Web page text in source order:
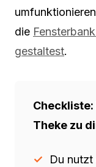
die
gestaltest.
Theke zu
Du nutzt